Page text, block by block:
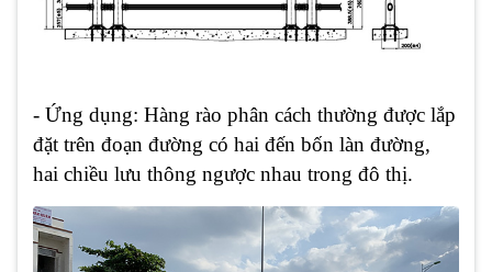
- Ứng dụng: Hàng rào phân cách thường được lắp
đặt trên đoạn đường có hai đến bốn làn đường,
hai chiều lưu thông ngược nhau trong đô thị.